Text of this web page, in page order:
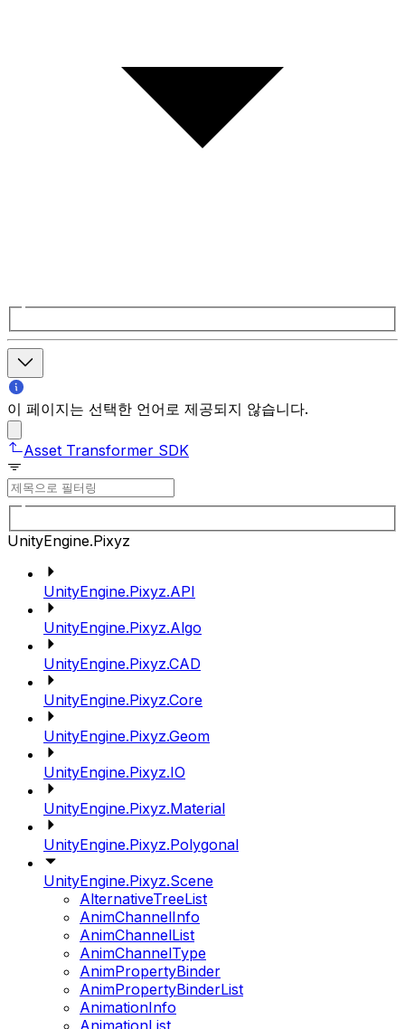
이 페이지는 선택한 언어로 제공되지 않습니다.
Asset Transformer SDK
UnityEngine.Pixyz
UnityEngine.Pixyz.API
UnityEngine.Pixyz.Algo
UnityEngine.Pixyz.CAD
UnityEngine.Pixyz.Core
UnityEngine.Pixyz.Geom
UnityEngine.Pixyz.IO
UnityEngine.Pixyz.Material
UnityEngine.Pixyz.Polygonal
UnityEngine.Pixyz.Scene
AlternativeTreeList
AnimChannelInfo
AnimChannelList
AnimChannelType
AnimPropertyBinder
AnimPropertyBinderList
AnimationInfo
AnimationList